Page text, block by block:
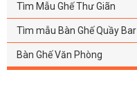
Tìm Mẫu Ghế Thư Giãn
Tìm mẫu Bàn Ghế Quầy Bar
Bàn Ghế Văn Phòng